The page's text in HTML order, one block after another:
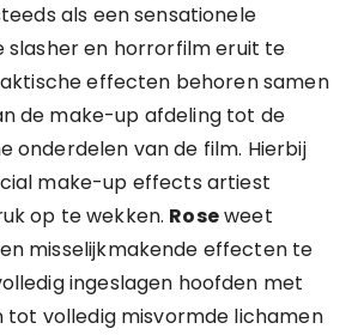
als een sensationele
slasher en horrorfilm eruit te
effecten behoren samen
de make-up afdeling tot de
onderdelen van de film. Hierbij
make-up effects artiest
op te wekken. Roseweet
misselijkmakende effecten te
ingeslagen hoofden met
tot volledig misvormde lichamen